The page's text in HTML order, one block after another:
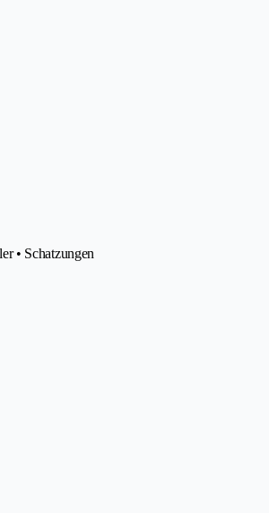
• Schatzungen